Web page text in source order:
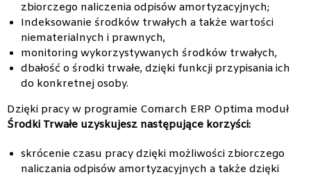
zbiorczego naliczenia odpisów amortyzacyjnych;
Indeksowanie środków trwałych a także wartości
niematerialnych i prawnych,
monitoring wykorzystywanych środków trwałych,
dbałość o środki trwałe, dzięki funkcji przypisania ich
do konkretnej osoby.
Dzięki pracy w programie Comarch ERP Optima moduł
Środki Trwałe uzyskujesz następujące korzyści:
skrócenie czasu pracy dzięki możliwości zbiorczego
naliczania odpisów amortyzacyjnych a także dzięki